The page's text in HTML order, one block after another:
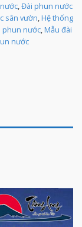
,Đài phun nước
sân vườn,Hệ thống
phun nước,Mẫu đài
nước